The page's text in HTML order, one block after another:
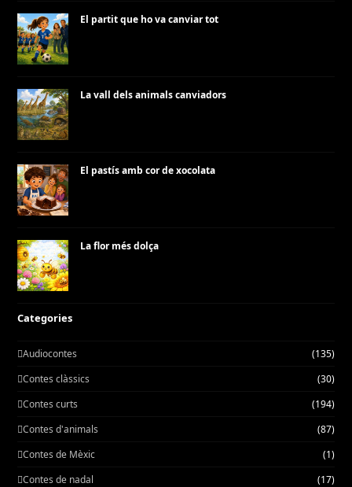
El partit que ho va canviar tot
La vall dels animals canviadors
El pastís amb cor de xocolata
La flor més dolça
Categories
Audiocontes
(135)
Contes clàssics
(30)
Contes curts
(194)
Contes d'animals
(87)
Contes de Mèxic
(1)
Contes de nadal
(17)